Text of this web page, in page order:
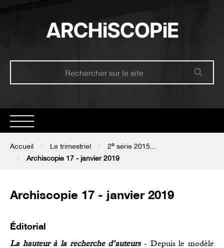
Accueil Le trimestriel 2e série 2015...
Archiscopie 17 - janvier 2019
Archiscopie 17 - janvier 2019
Éditorial
La hauteur à la recherche d’auteurs- Depuis le modèle